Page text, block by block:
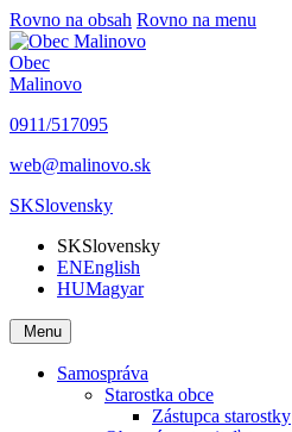
Rovno na obsah Rovno na menu
Obec
Malinovo
0911/517095
web@malinovo.sk
SKSlovensky
SKSlovensky
ENEnglish
HUMagyar
Menu
Samospráva
Starostka obce
Zástupca starostky